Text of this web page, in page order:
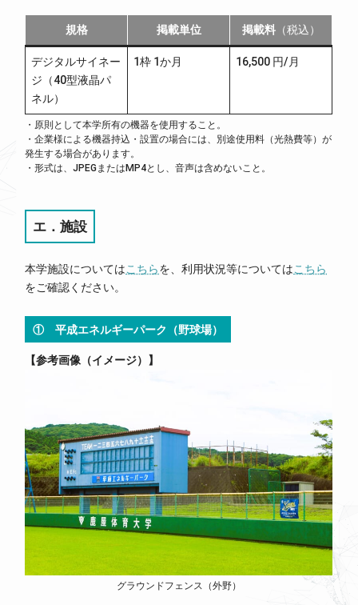
規格 掲載単位 掲載料（税込）
デジタルサイネー
ジ（40型液晶パ
ネル）
1枠 1か月 16,500 円/月
・原則として本学所有の機器を使用すること。
・企業様による機器持込・設置の場合には、別途使用料（光熱費等）が
発生する場合があります。
・形式は、JPEGまたはMP4とし、音声は含めないこと。
エ．施設
本学施設についてはこちらを、利用状況等についてはこちら
をご確認ください。
① 平成エネルギーパーク（野球場）
参考画像（イメージ）
グラウンドフェンス（外野）